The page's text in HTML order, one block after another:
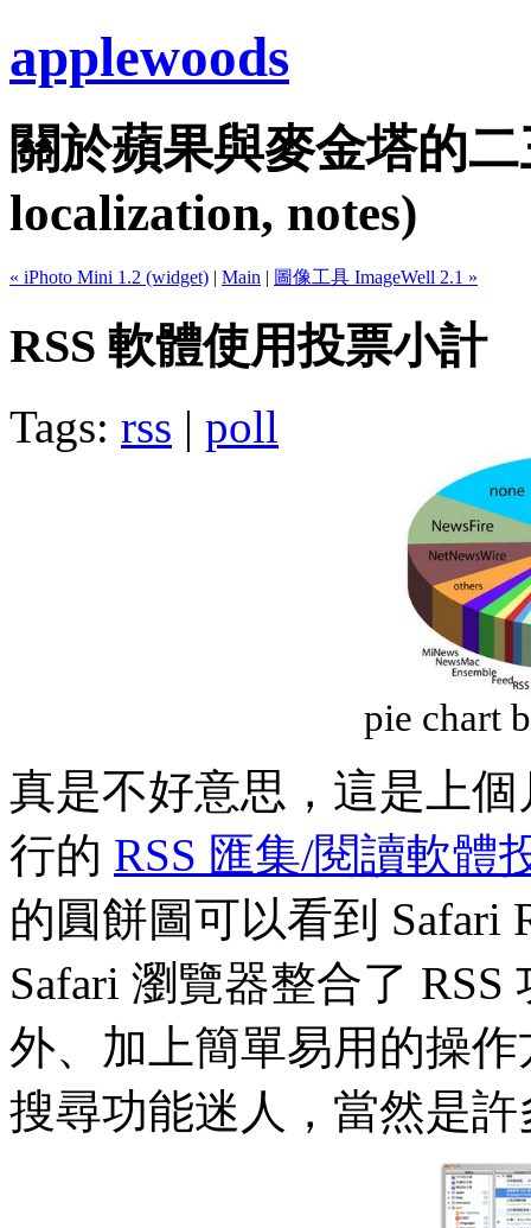
applewoods
關於蘋果與麥金塔的
localization, notes)
« iPhoto Mini 1.2 (widget) | Main | 圖像工具 ImageWell 2.1 »
RSS 軟體使用投票小計
Tags: rss | poll
pie chart
真是不好意思，這是上個
行的 RSS 匯集/閱讀軟體
的圓餅圖可以看到 Safari
Safari 瀏覽器整合了
外、加上簡單易用的操
搜尋功能迷人，當然是